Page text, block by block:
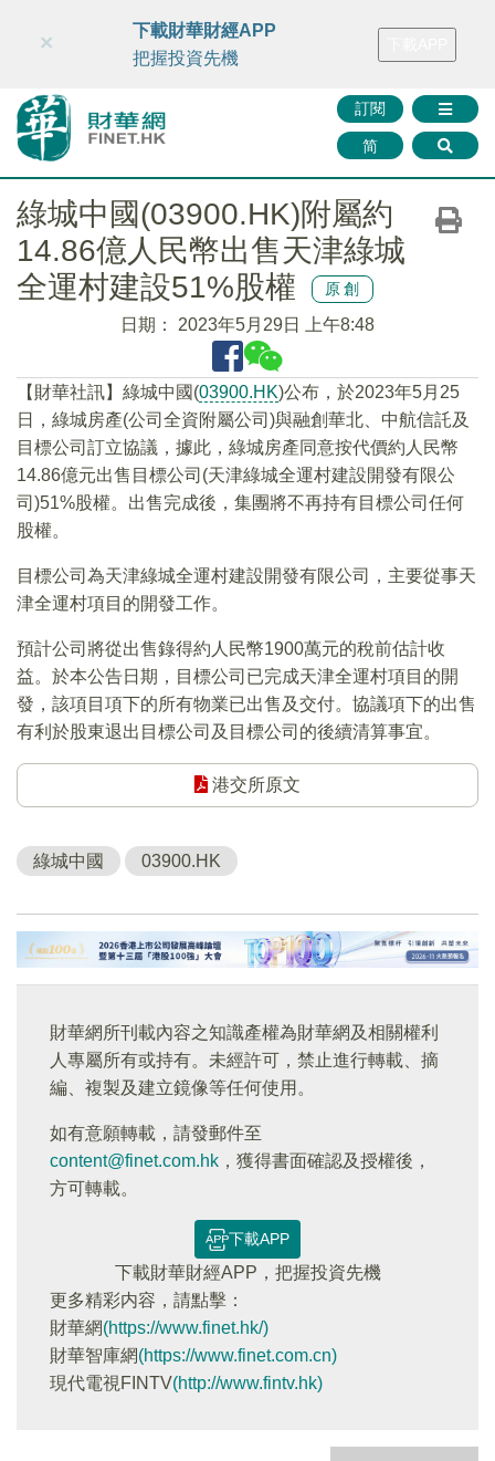
財華智庫網 FINTV FINMETA 財華證券 媒體矩陣
訂閱
简
×
下載財華財經APP
把握投資先機
綠城中國(03900.HK)附屬約
14.86億人民幣出售天津綠城
全運村建設51%股權
原創
日期： 2023年5月29日 上午8:48
【財華社訊】綠城中國(03900.HK)公布，於2023年5月25
日，綠城房產(公司全資附屬公司)與融創華北、中航信託及
目標公司訂立協議，據此，綠城房產同意按代價約人民幣
14.86億元出售目標公司(天津綠城全運村建設開發有限公
司)51%股權。出售完成後，集團將不再持有目標公司任何
股權。
目標公司為天津綠城全運村建設開發有限公司，主要從事天
津全運村項目的開發工作。
預計公司將從出售錄得約人民幣1900萬元的稅前估計收
益。於本公告日期，目標公司已完成天津全運村項目的開
發，該項目項下的所有物業已出售及交付。協議項下的出售
有利於股東退出目標公司及目標公司的後續清算事宜。
港交所原文
綠城中國 03900.HK
財華網所刊載內容之知識產權為財華網及相關權利
人專屬所有或持有。未經許可，禁止進行轉載、摘
編、複製及建立鏡像等任何使用。
如有意願轉載，請發郵件至
content@finet.com.hk ，獲得書面確認及授權後，
方可轉載。
下載APP
下載財華財經APP，把握投資先機
更多精彩内容，請點擊：
財華網(https://www.finet.hk/)
財華智庫網(https://www.finet.com.cn)
現代電視FINTV(http://www.fintv.hk)